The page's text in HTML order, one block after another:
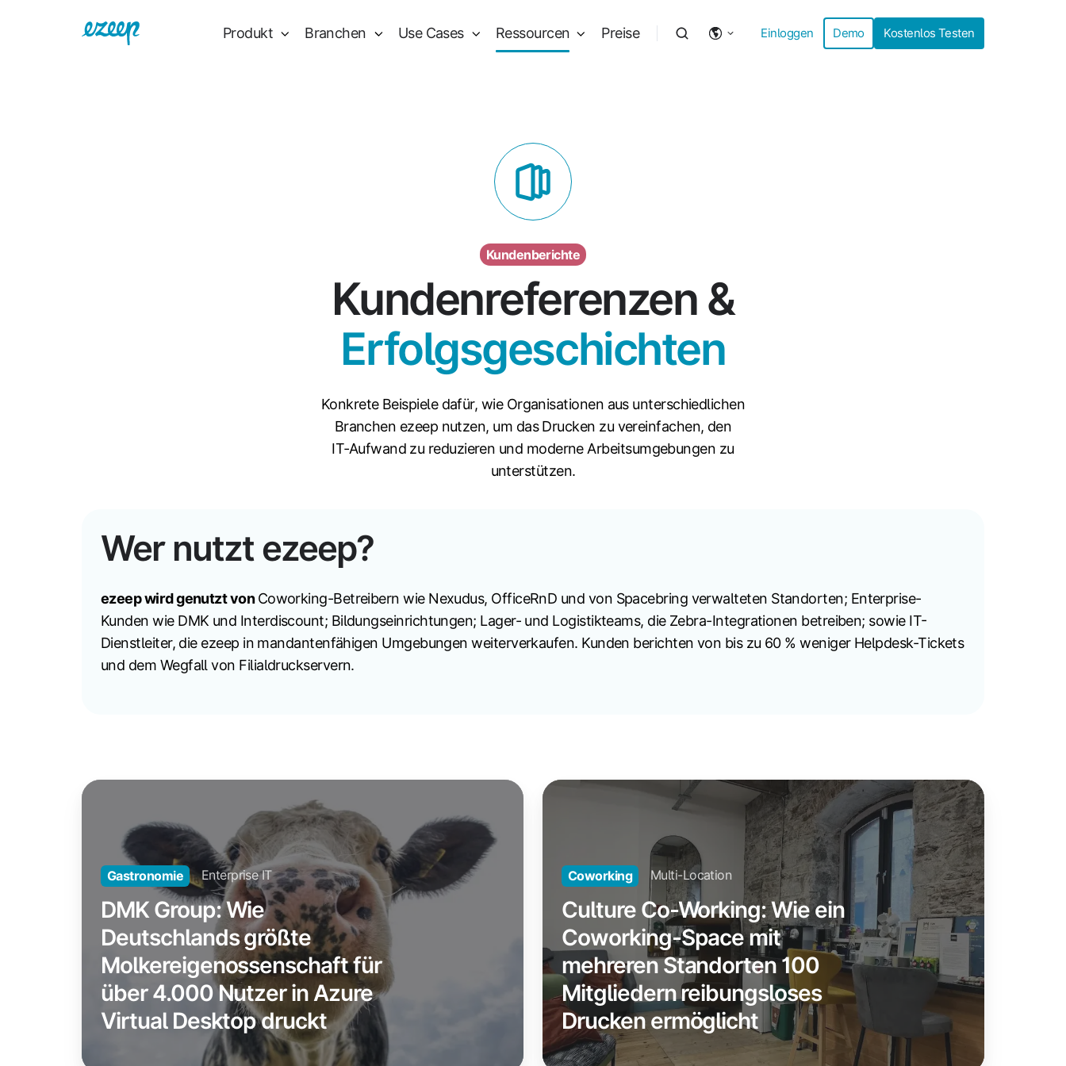
Produkt Branchen Use Cases Ressourcen Preise Einloggen Demo Kostenlos Testen
Kundenberichte
Kundenreferenzen &
Erfolgsgeschichten
Konkrete Beispiele dafür, wie Organisationen aus unterschiedlichen
Branchen ezeep nutzen, um das Drucken zu vereinfachen, den
IT‑Aufwand zu reduzieren und moderne Arbeitsumgebungen zu
unterstützen.
Wer nutzt ezeep?
ezeep wird genutzt vonCoworking-Betreibern wie Nexudus, OfficeRnD und von Spacebring verwalteten Standorten; Enterprise-
Kunden wie DMK und Interdiscount; Bildungseinrichtungen; Lager- und Logistikteams, die Zebra-Integrationen betreiben; sowie IT-
Dienstleiter, die ezeep in mandantenfähigen Umgebungen weiterverkaufen. Kunden berichten von bis zu 60 % weniger Helpdesk-Tickets
und dem Wegfall von Filialdruckservern.
DMK
Deutschlands
größte
Molkereigenossenschaft
über
4.000
Nutzer
Virtual
Gastronomie Enterprise IT
DMK Group: Wie
Deutschlands größte
Molkereigenossenschaft für
über 4.000 Nutzer in Azure
Virtual Desktop druckt
Culture
Coworking-
Space
mit
mehreren
Standorten
100
Mitgliedern
reibungsloses
Coworking Multi-Location
Culture Co-Working: Wie ein
Coworking-Space mit
mehreren Standorten 100
Mitgliedern reibungsloses
Drucken ermöglicht